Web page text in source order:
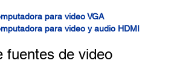
para video VGA
para video y audio HDMI
fuentes de video